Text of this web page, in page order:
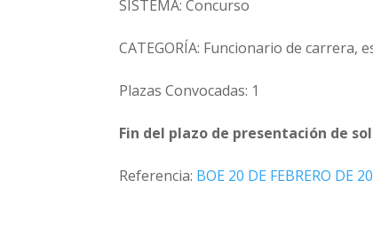
SISTEMA: Concurso
CATEGORÍA: Funcionario de carrera,
Plazas Convocadas: 1
Fin del plazo de presentación de
Referencia: BOE 20 DE FEBRERO DE